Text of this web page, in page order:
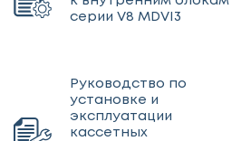
серии V8 MDVI3
Руководство по
установке и
эксплуатации
кассетных